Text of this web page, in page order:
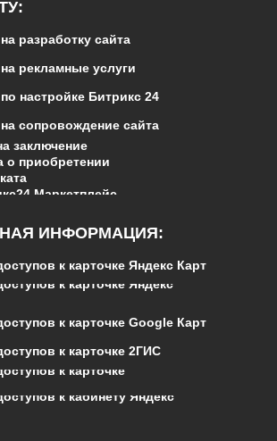
к карточке
к кабинету Яндекс
к карточке Яндекс Карт
к карточке Яндекс
к карточке Google Карт
к карточке 2ГИС
ИНФОРМАЦИЯ:
заключение
о приобретении
разработку сайта
рекламные услуги
настройке Битрикс 24
сопровождение сайта